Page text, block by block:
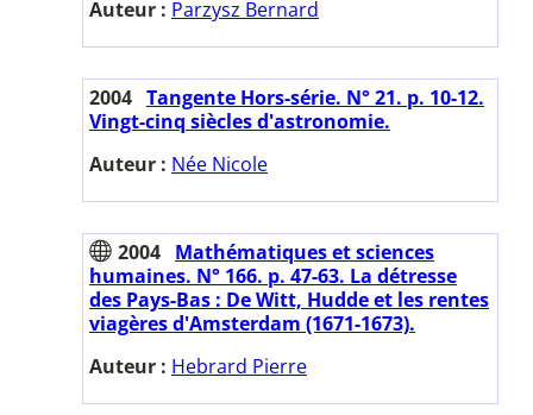
Auteur : Parzysz Bernard
2004 Tangente Hors-série. N° 21. p. 10-12.
Vingt-cinq siècles d'astronomie.
Auteur : Née Nicole
2004 Mathématiques et sciences
humaines. N° 166. p. 47-63. La détresse
des Pays-Bas : De Witt, Hudde et les rentes
viagères d'Amsterdam (1671-1673).
Auteur : Hebrard Pierre